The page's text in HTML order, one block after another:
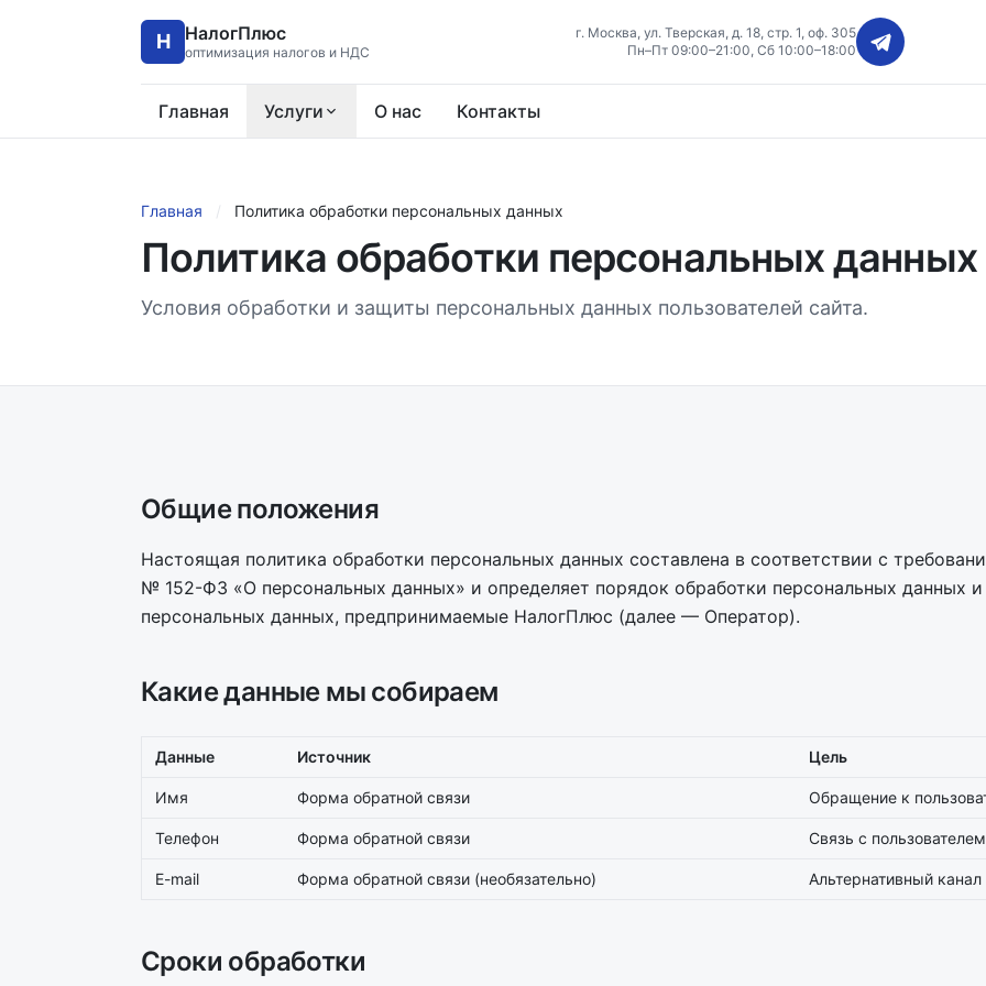
Н НалогПлюс
оптимизация налогов и НДС
г. Москва, ул. Тверская, д. 18, стр. 1, оф. 305
Пн–Пт 09:00–21:00, Сб 10:00–18:00
Главная Услуги О нас Контакты
Главная / Политика обработки персональных данных
Политика обработки персональных данных
Условия обработки и защиты персональных данных пользователей сайта.
Общие положения
Настоящая политика обработки персональных данных составлена в соответствии с
№ 152-ФЗ «О персональных данных» и определяет порядок обработки персональных данных
персональных данных, предпринимаемые НалогПлюс (далее — Оператор).
Какие данные мы собираем
Данные Источник Цель
Имя Форма обратной связи Обращение к
Телефон Форма обратной связи Связь с
E-mail Форма обратной связи (необязательно) Альтернативный канал
Сроки обработки